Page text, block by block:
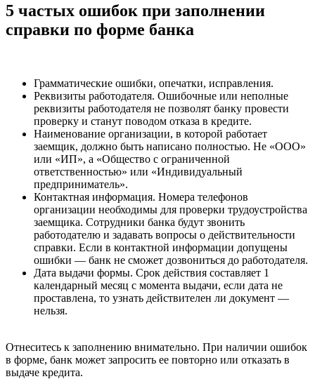
5 частых ошибок при заполнении
справки по форме банка
Грамматические ошибки, опечатки, исправления.
Реквизиты работодателя. Ошибочные или неполные
реквизиты работодателя не позволят банку провести
проверку и станут поводом отказа в кредите.
Наименование организации, в которой работает
заемщик, должно быть написано полностью. Не «ООО»
или «ИП», а «Общество с ограниченной
ответственностью» или «Индивидуальный
предприниматель».
Контактная информация. Номера телефонов
организации необходимы для проверки трудоустройства
заемщика. Сотрудники банка будут звонить
работодателю и задавать вопросы о действительности
справки. Если в контактной информации допущены
ошибки — банк не сможет дозвониться до работодателя.
Дата выдачи формы. Срок действия составляет 1
календарный месяц с момента выдачи, если дата не
проставлена, то узнать действителен ли документ —
нельзя.
Отнеситесь к заполнению внимательно. При наличии ошибок
в форме, банк может запросить ее повторно или отказать в
выдаче кредита.